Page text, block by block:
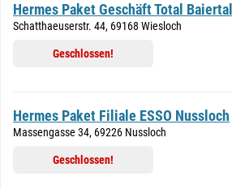
Hermes Paket Geschäft Total Baiertal
Schatthaeuserstr. 44, 69168 Wiesloch
Geschlossen!
Hermes Paket Filiale ESSO Nussloch
Massengasse 34, 69226 Nussloch
Geschlossen!